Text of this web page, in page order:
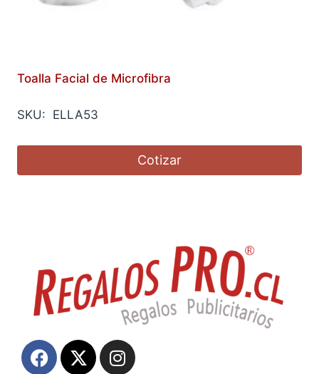
Toalla Facial de Microfibra
SKU: ELLA53
Cotizar